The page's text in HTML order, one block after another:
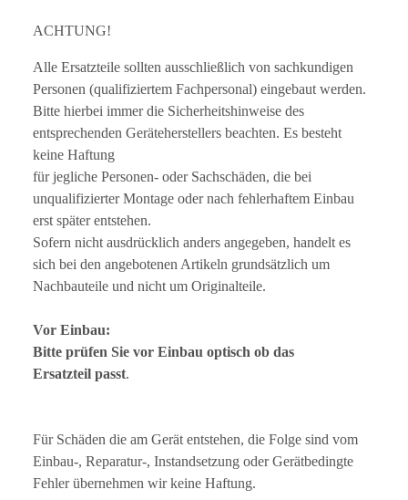
ACHTUNG!
Alle Ersatzteile sollten ausschließlich von sachkundigen
Personen (qualifiziertem Fachpersonal) eingebaut werden.
Bitte hierbei immer die Sicherheitshinweise des
entsprechenden Geräteherstellers beachten. Es besteht
keine Haftung
für jegliche Personen- oder Sachschäden, die bei
unqualifizierter Montage oder nach fehlerhaftem Einbau
erst später entstehen.
Sofern nicht ausdrücklich anders angegeben, handelt es
sich bei den angebotenen Artikeln grundsätzlich um
Nachbauteile und nicht um Originalteile.
Vor Einbau:
Bitte prüfen Sie vor Einbau optisch ob das
Ersatzteil passt.
Für Schäden die am Gerät entstehen, die Folge sind vom
Einbau-, Reparatur-, Instandsetzung oder Gerätbedingte
Fehler übernehmen wir keine Haftung.